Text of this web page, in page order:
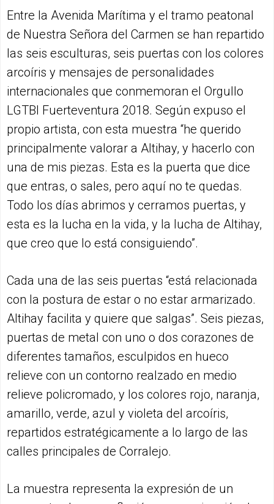
Entre la Avenida Marítima y el tramo peatonal
de Nuestra Señora del Carmen se han repartido
las seis esculturas, seis puertas con los colores
arcoíris y mensajes de personalidades
internacionales que conmemoran el Orgullo
LGTBI Fuerteventura 2018. Según expuso el
propio artista, con esta muestra “he querido
principalmente valorar a Altihay, y hacerlo con
una de mis piezas. Esta es la puerta que dice
que entras, o sales, pero aquí no te quedas.
Todo los días abrimos y cerramos puertas, y
esta es la lucha en la vida, y la lucha de Altihay,
que creo que lo está consiguiendo”.
Cada una de las seis puertas “está relacionada
con la postura de estar o no estar armarizado.
Altihay facilita y quiere que salgas”. Seis piezas,
puertas de metal con uno o dos corazones de
diferentes tamaños, esculpidos en hueco
relieve con un contorno realzado en medio
relieve policromado, y los colores rojo, naranja,
amarillo, verde, azul y violeta del arcoíris,
repartidos estratégicamente a lo largo de las
calles principales de Corralejo.
La muestra representa la expresión de un